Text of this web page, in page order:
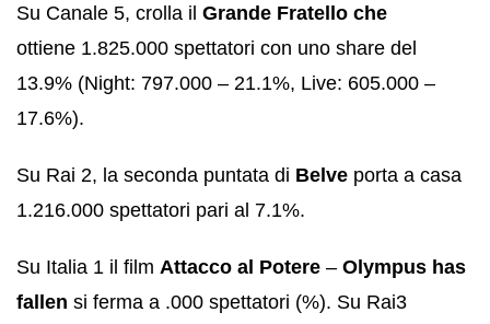
Su Canale 5, crolla il Grande Fratello che
ottiene 1.825.000 spettatori con uno share del
13.9% (Night: 797.000 – 21.1%, Live: 605.000 –
17.6%).
Su Rai 2, la seconda puntata di Belve porta a casa
1.216.000 spettatori pari al 7.1%.
Su Italia 1 il film Attacco al Potere – Olympus has
fallen si ferma a .000 spettatori (%). Su Rai3